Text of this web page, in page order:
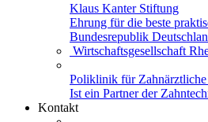
Klaus Kanter Stiftung
Ehrung für die beste
Bundesrepublik
Wirtschaftsgesellschaft
Poliklinik für
Ist ein Partner der
Kontakt